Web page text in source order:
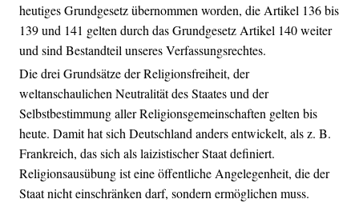
heutiges Grundgesetz übernommen worden, die Artikel 136 bis
139 und 141 gelten durch das Grundgesetz Artikel 140 weiter
und sind Bestandteil unseres Verfassungsrechtes.
Die drei Grundsätze der Religionsfreiheit, der
weltanschaulichen Neutralität des Staates und der
Selbstbestimmung aller Religionsgemeinschaften gelten bis
heute. Damit hat sich Deutschland anders entwickelt, als z. B.
Frankreich, das sich als laizistischer Staat definiert.
Religionsausübung ist eine öffentliche Angelegenheit, die der
Staat nicht einschränken darf, sondern ermöglichen muss.